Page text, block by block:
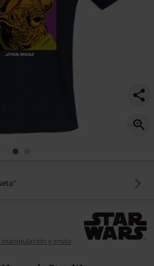
y envío